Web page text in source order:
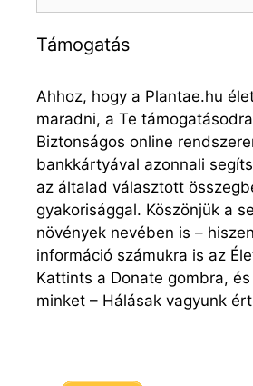
Támogatás
Ahhoz, hogy a Plantae.hu
maradni, a Te
Biztonságos online
bankkártyával azonnali
az általad választott
gyakorisággal. Köszönjük a
növények nevében is –
információ számukra is az
Kattints a Donate gombra,
minket – Hálásak vagyunk